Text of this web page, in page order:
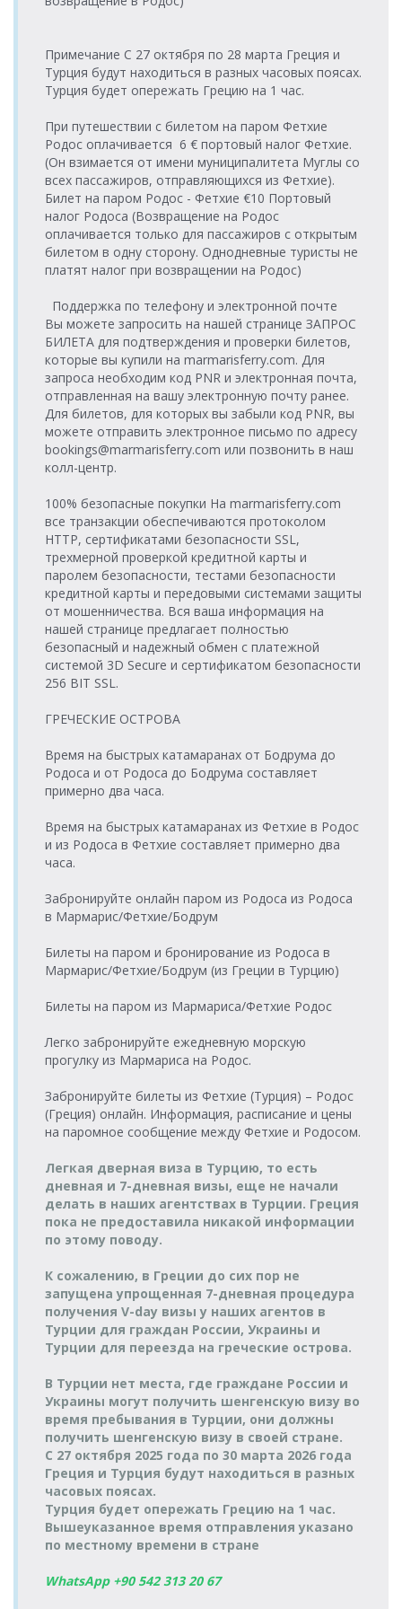
(г.Кушадасы)
(о.Калимнос) >
Порт Эге
(г.Кушадасы)
суббота
09:00-09:45
Tilos Travel
Katamaran
(о.Калимнос) >
Порт Эге
(г.Кушадасы)
суббота
18:00-18:45
Tilos Travel
Katamaran
Порт Вати
(о.Калимнос) >
Порт Эге
(г.Кушадасы)
23.08.2026
воскресенье
09:00-09:45
Tilos Travel
Katamaran
Порт Вати
(о.Калимнос) >
(г.Кушадасы)
23.08.2026
воскресенье
Tilos Travel
Порт Вати
(о.Калимнос) >
Порт Эге
(г.Кушадасы)
24.08.2026
понедельник
09:00-09:45
Tilos Travel
Katamaran
Порт Вати
(о.Калимнос) >
Порт Эге
(г.Кушадасы)
24.08.2026
понедельник
18:00-18:45
Tilos Travel
Katamaran
Порт Вати
Порт Эге
(г.Кушадасы)
вторник
09:00-09:45
Katamaran
Порт Вати
(о.Калимнос) >
Порт Эге
(г.Кушадасы)
25.08.2026
вторник
18:00-18:45
Tilos Travel
Katamaran
Порт Вати
(о.Калимнос) >
Порт Эге
(г.Кушадасы)
26.08.2026 среда
09:00-09:45
Tilos Travel
Katamaran
(о.Калимнос) >
Порт Эге
26.08.2026 среда
18:00-18:45
Порт Вати
(о.Калимнос) >
Порт Эге
(г.Кушадасы)
27.08.2026
четверг
Порт Вати
(о.Калимнос) >
(г.Кушадасы)
27.08.2026
Порт Вати
Порт Эге
(г.Кушадасы)
28.08.2026
09:00-09:45
Katamaran
(о.Калимнос) >
(г.Кушадасы)
28.08.2026
пятница
Tilos Travel
Порт Вати
Порт Эге
(г.Кушадасы)
29.08.2026
09:00-09:45
Katamaran
Порт Вати
Порт Эге
(г.Кушадасы)
суббота
Katamaran
Порт Вати
(о.Калимнос) >
Порт Эге
30.08.2026
воскресенье
09:00-09:45
Tilos Travel
Порт Вати
(о.Калимнос) >
Порт Эге
(г.Кушадасы)
30.08.2026
воскресенье
18:00-18:45
Tilos Travel
Katamaran
Порт Вати
(о.Калимнос) >
Порт Эге
(г.Кушадасы)
понедельник
09:00-09:45
Tilos Travel
Katamaran
Порт Вати
(о.Калимнос) >
Порт Эге
(г.Кушадасы)
31.08.2026
понедельник
18:00-18:45
Tilos Travel
Katamaran
Порт Вати
(о.Калимнос) >
Порт Эге
(г.Кушадасы)
01.09.2026
вторник
09:00-09:45
Tilos Travel
Katamaran
Порт Вати
01.09.2026
Порт Вати
(о.Калимнос)
вторник
08:15-09:00
Katamaran
Порт Эге
Порт Вати
(о.Калимнос)
вторник
17:00-17:45
Katamaran
Порт Эге
(г.Кушадасы) >
Порт Вати
(о.Калимнос)
19.08.2026 среда
08:15-09:00
Tilos Travel
Katamaran
Порт Эге
(г.Кушадасы) >
Порт Вати
19.08.2026 среда
17:00-17:45
Tilos Travel
Katamaran
Порт Эге
(г.Кушадасы) >
Порт Вати
(о.Калимнос)
20.08.2026
четверг
08:15-09:00
Tilos Travel
Katamaran
Порт Эге
(г.Кушадасы) >
Порт Вати
(о.Калимнос)
20.08.2026
четверг
17:00-17:45
Tilos Travel
Katamaran
Порт Эге
Порт Вати
08:15-09:00
Katamaran
Порт Эге
(г.Кушадасы) >
Порт Вати
(о.Калимнос)
21.08.2026
пятница
17:00-17:45
Tilos Travel
Katamaran
Порт Эге
(г.Кушадасы) >
Порт Вати
(о.Калимнос)
22.08.2026
суббота
08:15-09:00
Tilos Travel
Katamaran
Порт Эге
Порт Вати
суббота
17:00-17:45
Порт Эге
(г.Кушадасы) >
Порт Вати
23.08.2026
воскресенье
08:15-09:00
Tilos Travel
Порт Эге
(г.Кушадасы) >
Порт Вати
23.08.2026
Tilos Travel
Порт Эге
(г.Кушадасы) >
(о.Калимнос)
24.08.2026
08:15-09:00
Порт Эге
Порт Вати
понедельник
Katamaran
Порт Эге
(г.Кушадасы) >
Порт Вати
(о.Калимнос)
25.08.2026
08:15-09:00
Порт Эге
(г.Кушадасы) >
Порт Вати
(о.Калимнос)
25.08.2026
17:00-17:45
Порт Эге
(г.Кушадасы) >
Порт Вати
(о.Калимнос)
26.08.2026 среда
08:15-09:00
Tilos Travel
Katamaran
Порт Эге
(г.Кушадасы) >
Порт Вати
(о.Калимнос)
26.08.2026 среда
17:00-17:45
Tilos Travel
Katamaran
Порт Эге
Порт Вати
(о.Калимнос)
27.08.2026
08:15-09:00
Katamaran
Порт Эге
(г.Кушадасы) >
Порт Вати
(о.Калимнос)
27.08.2026
четверг
17:00-17:45
Tilos Travel
Katamaran
Порт Эге
(г.Кушадасы) >
Порт Вати
(о.Калимнос)
28.08.2026
пятница
08:15-09:00
Tilos Travel
Katamaran
(г.Кушадасы) >
28.08.2026
Примечание С 27 октября по 28 марта Греция и
Турция будут находиться в разных часовых поясах.
Турция будет опережать Грецию на 1 час.
При путешествии с билетом на паром Фетхие
Родос оплачивается 6 € портовый налог Фетхие.
(Он взимается от имени муниципалитета Муглы со
всех пассажиров, отправляющихся из Фетхие).
Билет на паром Родос - Фетхие €10 Портовый
налог Родоса (Возвращение на Родос
оплачивается только для пассажиров с открытым
билетом в одну сторону. Однодневные туристы не
платят налог при возвращении на Родос)
Поддержка по телефону и электронной почте
Вы можете запросить на нашей странице ЗАПРОС
БИЛЕТА для подтверждения и проверки билетов,
которые вы купили на marmarisferry.com. Для
запроса необходим код PNR и электронная почта,
отправленная на вашу электронную почту ранее.
Для билетов, для которых вы забыли код PNR, вы
можете отправить электронное письмо по адресу
bookings@marmarisferry.com или позвонить в наш
колл-центр.
100% безопасные покупки На marmarisferry.com
все транзакции обеспечиваются протоколом
HTTP, сертификатами безопасности SSL,
трехмерной проверкой кредитной карты и
паролем безопасности, тестами безопасности
кредитной карты и передовыми системами защиты
от мошенничества. Вся ваша информация на
нашей странице предлагает полностью
безопасный и надежный обмен с платежной
системой 3D Secure и сертификатом безопасности
256 BIT SSL.
ГРЕЧЕСКИЕ ОСТРОВА
Время на быстрых катамаранах от Бодрума до
Родоса и от Родоса до Бодрума составляет
примерно два часа.
Время на быстрых катамаранах из Фетхие в Родос
и из Родоса в Фетхие составляет примерно два
часа.
Забронируйте онлайн паром из Родоса из Родоса
в Мармарис/Фетхие/Бодрум
Билеты на паром и бронирование из Родоса в
Мармарис/Фетхие/Бодрум (из Греции в Турцию)
Билеты на паром из Мармариса/Фетхие Родос
Легко забронируйте ежедневную морскую
прогулку из Мармариса на Родос.
Забронируйте билеты из Фетхие (Турция) – Родос
(Греция) онлайн. Информация, расписание и цены
на паромное сообщение между Фетхие и Родосом.
Легкая дверная виза в Турцию, то есть
дневная и 7-дневная визы, еще не начали
делать в наших агентствах в Турции. Греция
пока не предоставила никакой информации
по этому поводу.
К сожалению, в Греции до сих пор не
запущена упрощенная 7-дневная процедура
получения V-day визы у наших агентов в
Турции для граждан России, Украины и
Турции для переезда на греческие острова.
В Турции нет места, где граждане России и
Украины могут получить шенгенскую визу во
время пребывания в Турции, они должны
получить шенгенскую визу в своей стране.
С 27 октября 2025 года по 30 марта 2026 года
Греция и Турция будут находиться в разных
часовых поясах.
Турция будет опережать Грецию на 1 час.
Вышеуказанное время отправления указано
по местному времени в стране
WhatsApp +90 542 313 20 67